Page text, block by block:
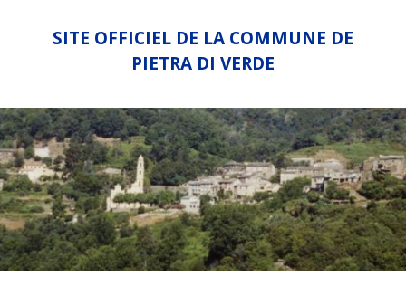
SITE OFFICIEL DE LA COMMUNE DE
PIETRA DI VERDE